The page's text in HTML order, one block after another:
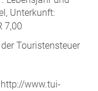
Unterkunft:
7,00
Touristensteuer
http://www.tui-